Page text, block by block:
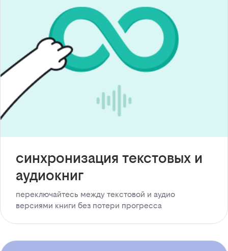
синхронизация текстовых и
аудиокниг
переключайтесь между текстовой и аудио
версиями книги без потери прогресса